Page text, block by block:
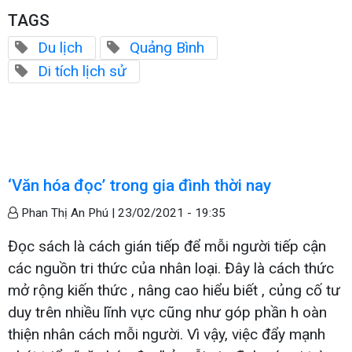
TAGS
Du lịch
Quảng Bình
Di tích lịch sử
‘Văn hóa đọc’ trong gia đình thời nay
Phan Thị An Phú | 23/02/2021 - 19:35
Đọc sách là cách gián tiếp để mỗi người tiếp cận
các nguồn tri thức của nhân loại. Đây là cách thức
mở rộng kiến thức , nâng cao hiểu biết , củng cố tư
duy trên nhiều lĩnh vực cũng như góp phần h oàn
thiện nhân cách mỗi người. Vì vậy, việc đẩy mạnh